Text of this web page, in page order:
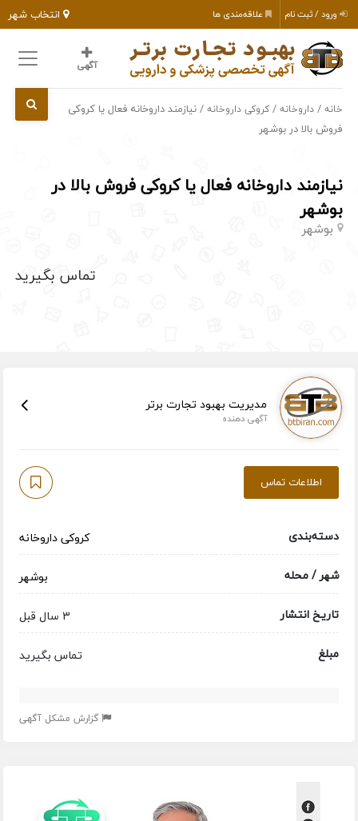
انتخاب شهر ورود / ثبت نام علاقه‌مندی ها
آگهی
خانه /داروخانه /کروکی داروخانه / نیازمند داروخانه فعال یا کروکی
فروش بالا در بوشهر
نیازمند داروخانه فعال یا کروکی فروش بالا در
بوشهر
بوشهر
تماس بگیرید
مدیریت بهبود تجارت برتر
آگهی دهنده
اطلاعات تماس
دسته‌بندی
کروکی داروخانه
شهر / محله
بوشهر
تاریخ انتشار
3 سال قبل
مبلغ
تماس بگیرید
گزارش مشکل آگهی